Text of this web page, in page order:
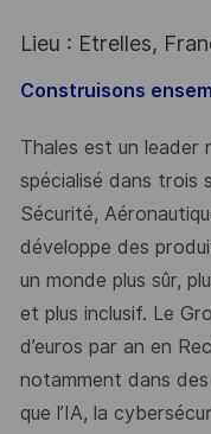
Lieu : Etrelles,
Construisons
Thales est un leader
spécialisé dans trois
Sécurité,
développe des
un monde plus sûr,
et plus inclusif. Le
d’euros par an en
notamment dans
que l’IA, la